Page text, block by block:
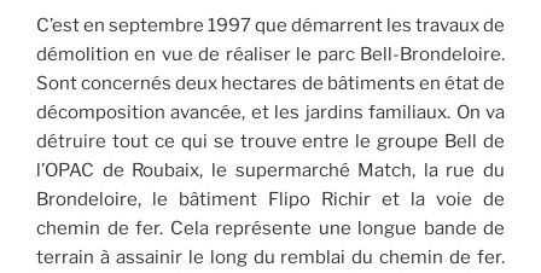
C’est en septembre 1997 que démarrent les travaux de
démolition en vue de réaliser le parc Bell-Brondeloire.
Sont concernés deux hectares de bâtiments en état de
décomposition avancée, et les jardins familiaux. On va
détruire tout ce qui se trouve entre le groupe Bell de
l’OPAC de Roubaix, le supermarché Match, la rue du
Brondeloire, le bâtiment Flipo Richir et la voie de
chemin de fer. Cela représente une longue bande de
terrain à assainir le long du remblai du chemin de fer.